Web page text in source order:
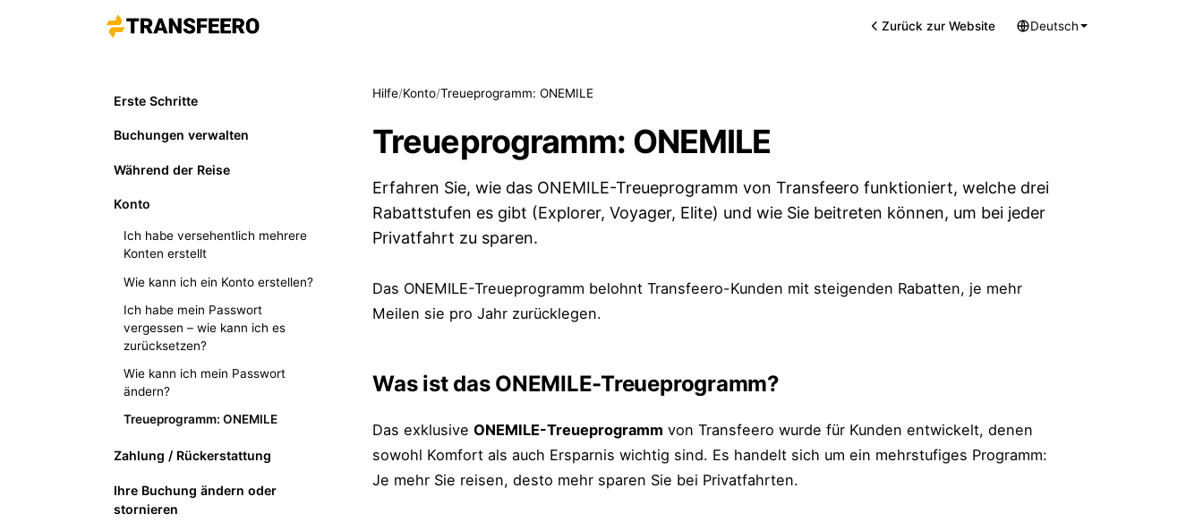
Zurück zur Website Deutsch
Erste Schritte
Buchungen verwalten
Während der Reise
Konto
Ich habe versehentlich mehrere
Konten erstellt
Wie kann ich ein Konto erstellen?
Ich habe mein Passwort
vergessen – wie kann ich es
zurücksetzen?
Wie kann ich mein Passwort
ändern?
Treueprogramm: ONEMILE
Zahlung / Rückerstattung
Ihre Buchung ändern oder
stornieren
Hilfe/Konto/Treueprogramm: ONEMILE
Treueprogramm: ONEMILE
Erfahren Sie, wie das ONEMILE-Treueprogramm von Transfeero funktioniert, welche drei
Rabattstufen es gibt (Explorer, Voyager, Elite) und wie Sie beitreten können, um bei jeder
Privatfahrt zu sparen.
Das ONEMILE-Treueprogramm belohnt Transfeero-Kunden mit steigenden Rabatten, je mehr
Meilen sie pro Jahr zurücklegen.
Was ist das ONEMILE-Treueprogramm?
Das exklusive ONEMILE-Treueprogramm von Transfeero wurde für Kunden entwickelt, denen
sowohl Komfort als auch Ersparnis wichtig sind. Es handelt sich um ein mehrstufiges Programm:
Je mehr Sie reisen, desto mehr sparen Sie bei Privatfahrten.